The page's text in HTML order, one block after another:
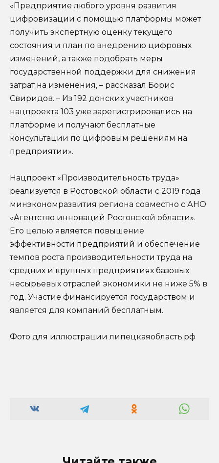
«Предприятие любого уровня развития
цифровизации с помощью платформы может
получить экспертную оценку текущего
состояния и план по внедрению цифровых
изменений, а также подобрать меры
государственной поддержки для снижения
затрат на изменения, – рассказал Борис
Свиридов. – Из 192 донских участников
нацпроекта 103 уже зарегистрировались на
платформе и получают бесплатные
консультации по цифровым решениям на
предприятии».
Нацпроект «Производительность труда»
реализуется в Ростовской области с 2019 года
минэкономразвития региона совместно с АНО
«Агентство инноваций Ростовской области».
Его целью является повышение
эффективности предприятий и обеспечение
темпов роста производительности труда на
средних и крупных предприятиях базовых
несырьевых отраслей экономики не ниже 5% в
год. Участие финансируется государством и
является для компаний бесплатным.
Фото для иллюстрации липецкаяобласть.рф